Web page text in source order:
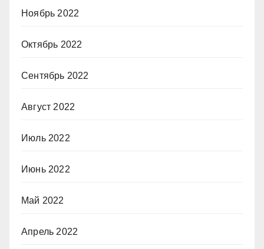
Ноябрь 2022
Октябрь 2022
Сентябрь 2022
Август 2022
Июль 2022
Июнь 2022
Май 2022
Апрель 2022